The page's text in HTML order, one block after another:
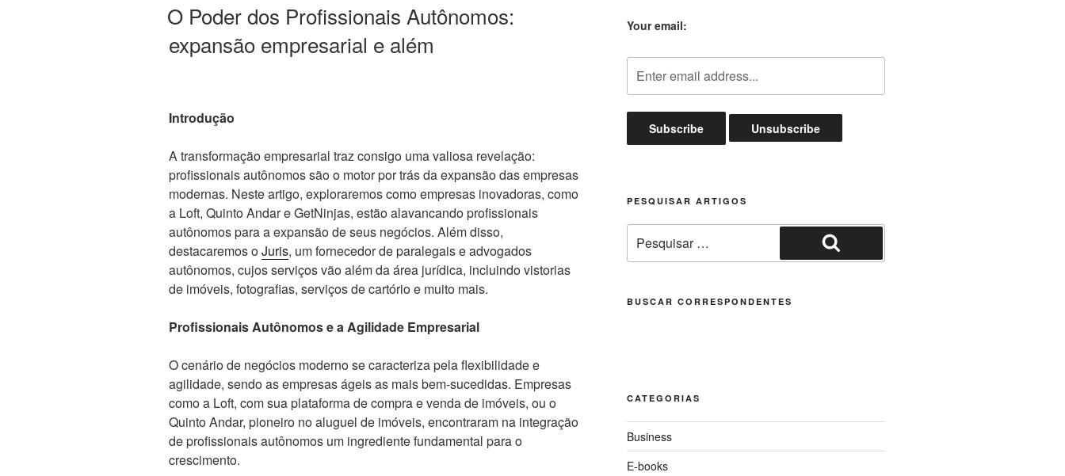
O Poder dos Profissionais Autônomos:
expansão empresarial e além
Introdução
A transformação empresarial traz consigo uma valiosa revelação:
profissionais autônomos são o motor por trás da expansão das empresas
modernas. Neste artigo, exploraremos como empresas inovadoras, como
a Loft, Quinto Andar e GetNinjas, estão alavancando profissionais
autônomos para a expansão de seus negócios. Além disso,
destacaremos oJuris, um fornecedor de paralegais e advogados
autônomos, cujos serviços vão além da área jurídica, incluindo vistorias
de imóveis, fotografias, serviços de cartório e muito mais.
Profissionais Autônomos e a Agilidade Empresarial
O cenário de negócios moderno se caracteriza pela flexibilidade e
agilidade, sendo as empresas ágeis as mais bem-sucedidas. Empresas
como a Loft, com sua plataforma de compra e venda de imóveis, ou o
Quinto Andar, pioneiro no aluguel de imóveis, encontraram na integração
de profissionais autônomos um ingrediente fundamental para o
crescimento.
Your email:
PESQUISAR ARTIGOS
por:
Pesquisar
BUSCAR CORRESPONDENTES
CATEGORIAS
Business
E-books